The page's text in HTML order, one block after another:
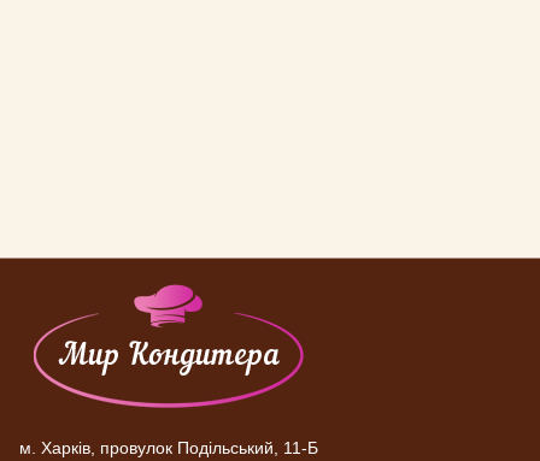
м. Харків, провулок Подільський, 11-Б